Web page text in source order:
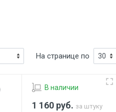
На странице по
В наличии
1 160 руб. за штуку